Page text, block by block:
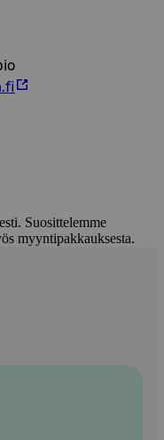
Suosittelemme
myyntipakkauksesta.